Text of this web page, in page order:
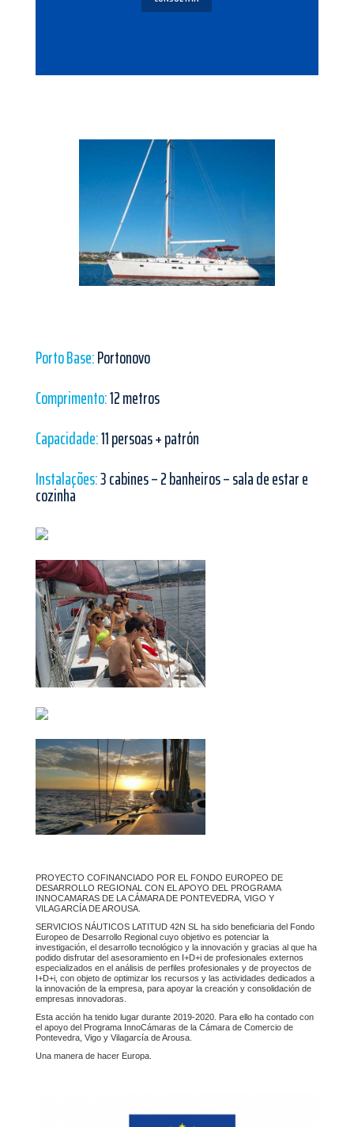
Porto Base:Portonovo
Comprimento:12 metros
Capacidade:11 persoas + patrón
Instalações:3 cabines – 2 banheiros – sala de estar e
cozinha
PROYECTO COFINANCIADO POR EL FONDO EUROPEO DE
DESARROLLO REGIONAL CON EL APOYO DEL PROGRAMA
INNOCAMARAS DE LA CÁMARA DE PONTEVEDRA, VIGO Y
VILAGARCÍA DE AROUSA.
SERVICIOS NÁUTICOS LATITUD 42N SL ha sido beneficiaria del Fondo
Europeo de Desarrollo Regional cuyo objetivo es potenciar la
investigación, el desarrollo tecnológico y la innovación y gracias al que ha
podido disfrutar del asesoramiento en I+D+i de profesionales externos
especializados en el análisis de perfiles profesionales y de proyectos de
I+D+i, con objeto de optimizar los recursos y las actividades dedicados a
la innovación de la empresa, para apoyar la creación y consolidación de
empresas innovadoras.
Esta acción ha tenido lugar durante 2019-2020. Para ello ha contado con
el apoyo del Programa InnoCámaras de la Cámara de Comercio de
Pontevedra, Vigo y Vilagarcía de Arousa.
Una manera de hacer Europa.